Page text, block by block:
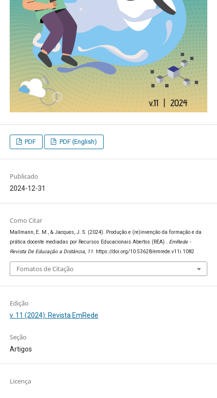
PDF PDF (English)
Publicado
2024-12-31
Como Citar
Mallmann, E. M., & Jacques, J. S. (2024). Produção e (re)invenção da formação e da
prática docente mediadas por Recursos Educacionais Abertos (REA) . EmRede -
Revista De Educação a Distância, 11. https://doi.org/10.53628/emrede.v11i.1082
Fomatos de Citação
Edição
v. 11 (2024): Revista EmRede
Seção
Artigos
Licença